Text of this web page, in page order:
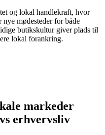
og lokal handlekraft, hvor
mødesteder for både
butikskultur giver plads til
lokal forankring.
markeder
erhvervsliv